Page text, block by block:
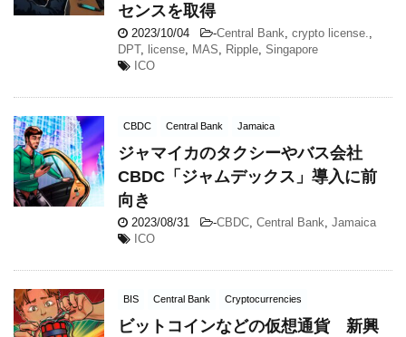
センスを取得
2023/10/04 -Central Bank crypto license.
DPT, license MAS Ripple Singapore
ICO
CBDC Central Bank Jamaica
ジャマイカのタクシーやバス会社
CBDC「ジャムデックス」導入に前
向き
2023/08/31 -CBDC Central Bank Jamaica
ICO
BIS Central Bank Cryptocurrencies
ビットコインなどの仮想通貨 新興